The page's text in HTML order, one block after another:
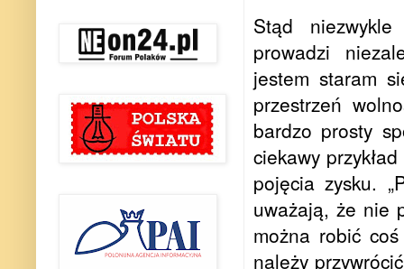
Stąd
prowadzi
jestem staram
przestrzeń
bardzo prosty
ciekawy
pojęcia zysku.
uważają, że nie
można robić
należy